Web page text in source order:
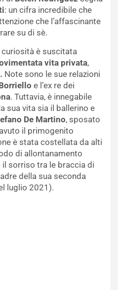
: un cifra incredibile che
che l’affascinante
su di sè.
curiosità è suscitata
vita privata,
Note sono le sue relazioni
e l’ex re dei
. Tuttavia, è innegabile
sua vita sia il ballerino e
De Martino, sposato
il primogenito
è stata costellata da alti
di allontanamento
sorriso tra le braccia di
della sua seconda
luglio 2021).